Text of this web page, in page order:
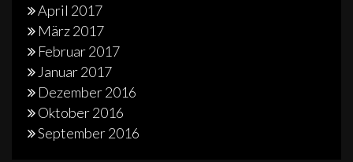
April 2017
März 2017
Februar 2017
Januar 2017
Dezember 2016
Oktober 2016
September 2016